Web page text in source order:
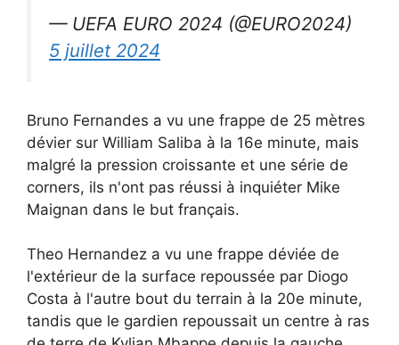
— UEFA EURO 2024 (@EURO2024)
5 juillet 2024
Bruno Fernandes a vu une frappe de 25 mètres
dévier sur William Saliba à la 16e minute, mais
malgré la pression croissante et une série de
corners, ils n'ont pas réussi à inquiéter Mike
Maignan dans le but français.
Theo Hernandez a vu une frappe déviée de
l'extérieur de la surface repoussée par Diogo
Costa à l'autre bout du terrain à la 20e minute,
tandis que le gardien repoussait un centre à ras